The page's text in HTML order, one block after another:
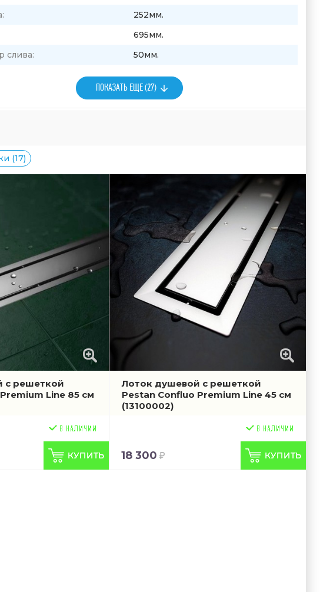
252мм.
695мм.
слива:
50мм.
ПОКАЗАТЬ ЕЩЕ (27)
(17)
с решеткой
Line 85 см
Лоток душевой с решеткой
Pestan Confluo Premium Line 45 см
(13100002)
18 300